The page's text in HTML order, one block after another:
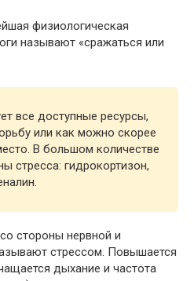
физиологическая
называют «сражаться или
все доступные ресурсы,
или как можно скорее
В большом количестве
стресса: гидрокортизон,
стороны нервной и
стрессом. Повышается
дыхание и частота